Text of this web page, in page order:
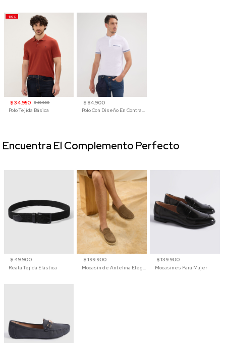
-50%
$ 34.950 $ 69.900
Polo Tejida Básica
$ 84.900
Polo Con Diseño En Contraste
$ 49.900
Reata Tejida Elástica
$ 199.900
Mocasín de Antelina Elegante con Suela de Contraste Para Hombre
$ 139.900
Mocasines Para Mujer
Encuentra El Complemento Perfecto